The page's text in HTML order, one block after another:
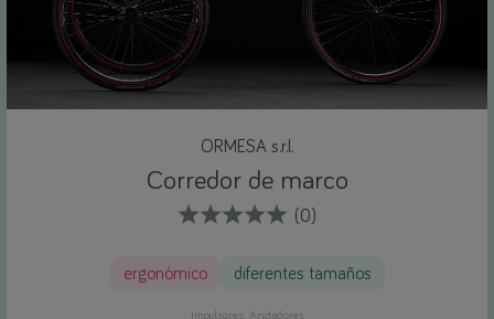
ORMESA s.r.l.
Corredor de marco
(0)
ergonómico diferentes tamaños
Impulsores Andadores